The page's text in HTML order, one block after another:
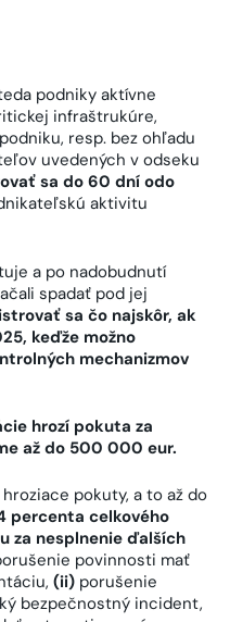
podniky aktívne
infraštrukúre,
resp. bez ohľadu
uvedených v odseku
sa do 60 dní odo
aktivitu
a po nadobudnutí
spadať pod jej
sa čo najskôr, ak
keďže možno
mechanizmov
hrozí pokuta za
až do 500 000 eur.
pokuty, a to až do
percenta celkového
za nesplnenie ďalších
povinnosti mať
(ii) porušenie
bezpečnostný incident,